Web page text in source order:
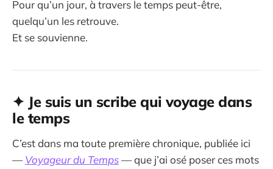
Pour qu’un jour, à travers le temps peut-être,
quelqu’un les retrouve.
Et se souvienne.
✦ Je suis un scribe qui voyage dans
le temps
C’est dans ma toute première chronique, publiée ici
—Voyageur du Temps— que j’ai osé poser ces mots